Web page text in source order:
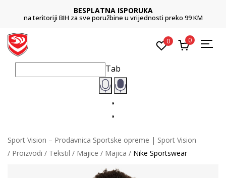
BESPLATNA ISPORUKA
na teritoriji BIH za sve poružbine u vrijednosti preko 99 KM
0 0
Tab
Sport Vision – Prodavnica Sportske opreme | Sport Vision
Proizvodi
Tekstil Majice Majica Nike Sportswear